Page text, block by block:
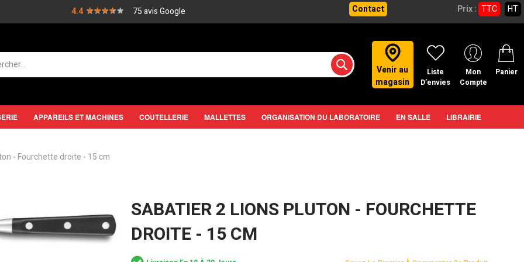
4.4 ★★★★★
★★★★★ 75 avis Google Contact Prix : TTC HT
Venir au
magasin
Liste
D’envies
Mon
Compte
Panier
APPAREILS ET MACHINES COUTELLERIE MALLETTES ORGANISATION DU LABORATOIRE EN SALLE LIBRAIRIE
- Fourchette droite - 15 cm
SABATIER 2 LIONS PLUTON - FOURCHETTE
DROITE - 15 CM